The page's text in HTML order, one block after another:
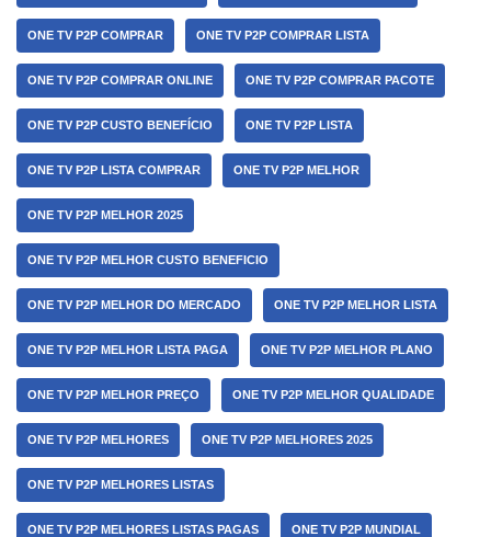
ONE TV P2P COMPRAR ONE TV P2P COMPRAR LISTA
ONE TV P2P COMPRAR ONLINE ONE TV P2P COMPRAR PACOTE
ONE TV P2P CUSTO BENEFÍCIO ONE TV P2P LISTA
ONE TV P2P LISTA COMPRAR ONE TV P2P MELHOR
ONE TV P2P MELHOR 2025
ONE TV P2P MELHOR CUSTO BENEFICIO
ONE TV P2P MELHOR DO MERCADO ONE TV P2P MELHOR LISTA
ONE TV P2P MELHOR LISTA PAGA ONE TV P2P MELHOR PLANO
ONE TV P2P MELHOR PREÇO ONE TV P2P MELHOR QUALIDADE
ONE TV P2P MELHORES ONE TV P2P MELHORES 2025
ONE TV P2P MELHORES LISTAS
ONE TV P2P MELHORES LISTAS PAGAS ONE TV P2P MUNDIAL